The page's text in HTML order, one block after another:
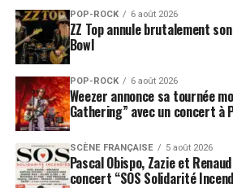
POP-ROCK 6 août 2026
ZZ Top annule brutalement
Bowl
POP-ROCK 6 août 2026
Weezer annonce sa tournée
Gathering” avec un concert à
SCÈNE FRANÇAISE 5 août 2026
Pascal Obispo, Zazie et
concert “SOS Solidarité